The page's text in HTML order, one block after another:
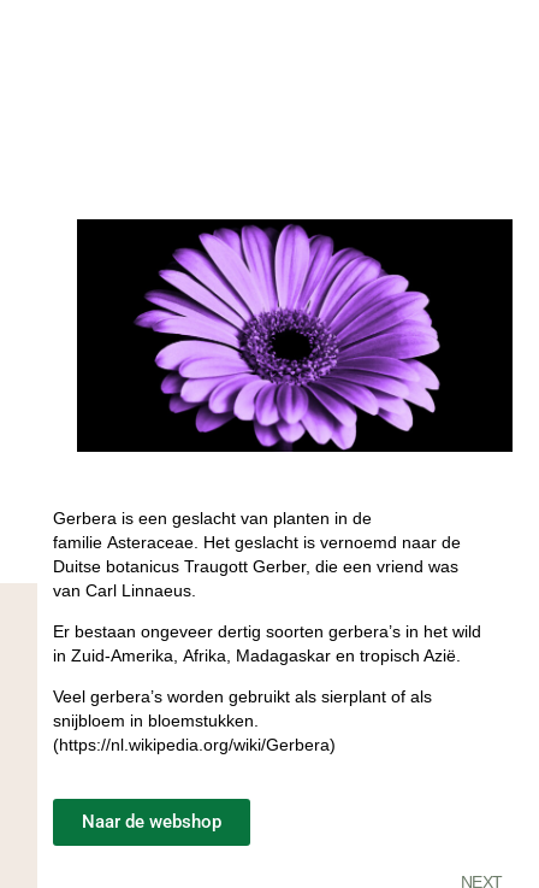
Gerbera is een geslacht van planten in de
familie Asteraceae. Het geslacht is vernoemd naar de
Duitse botanicus Traugott Gerber, die een vriend was
van Carl Linnaeus.
Er bestaan ongeveer dertig soorten gerbera’s in het wild
in Zuid-Amerika, Afrika, Madagaskar en tropisch Azië.
Veel gerbera’s worden gebruikt als sierplant of als
snijbloem in bloemstukken.
(https://nl.wikipedia.org/wiki/Gerbera)
Naar de webshop
NEXT